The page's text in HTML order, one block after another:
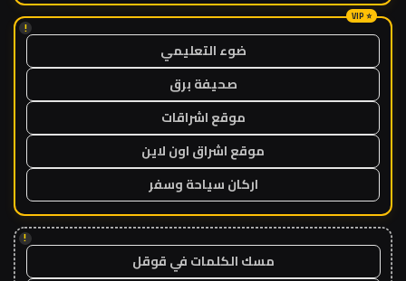
!
ضوء التعليمي
صحيفة برق
موقع اشراقات
موقع اشراق اون لاين
اركان سياحة وسفر
!
مسك الكلمات في قوقل